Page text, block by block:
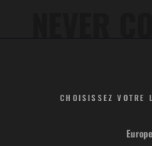
CHOISISSEZ VOTRE
Europe